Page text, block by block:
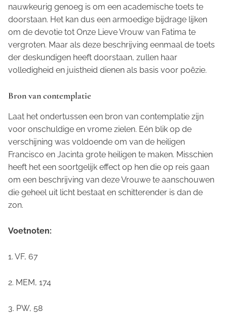
nauwkeurig genoeg is om een academische toets te
doorstaan. Het kan dus een armoedige bijdrage lijken
om de devotie tot Onze Lieve Vrouw van Fatima te
vergroten. Maar als deze beschrijving eenmaal de toets
der deskundigen heeft doorstaan, zullen haar
volledigheid en juistheid dienen als basis voor poëzie.
Bron van contemplatie
Laat het ondertussen een bron van contemplatie zijn
voor onschuldige en vrome zielen. Eén blik op de
verschijning was voldoende om van de heiligen
Francisco en Jacinta grote heiligen te maken. Misschien
heeft het een soortgelijk effect op hen die op reis gaan
om een beschrijving van deze Vrouwe te aanschouwen
die geheel uit licht bestaat en schitterender is dan de
zon.
Voetnoten:
1. VF, 67
2. MEM, 174
3. PW, 58